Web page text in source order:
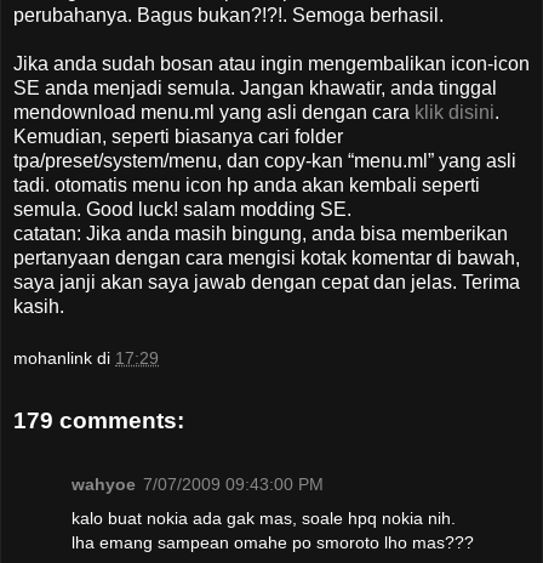
perubahanya. Bagus bukan?!?!. Semoga berhasil.
Jika anda sudah bosan atau ingin mengembalikan icon-icon
SE anda menjadi semula. Jangan khawatir, anda tinggal
mendownload menu.ml yang asli dengan cara klik disini.
Kemudian, seperti biasanya cari folder
tpa/preset/system/menu, dan copy-kan “menu.ml” yang asli
tadi. otomatis menu icon hp anda akan kembali seperti
semula. Good luck! salam modding SE.
catatan: Jika anda masih bingung, anda bisa memberikan
pertanyaan dengan cara mengisi kotak komentar di bawah,
saya janji akan saya jawab dengan cepat dan jelas. Terima
kasih.
mohanlink di 17:29
179 comments:
wahyoe 7/07/2009 09:43:00 PM
kalo buat nokia ada gak mas, soale hpq nokia nih.
lha emang sampean omahe po smoroto lho mas???